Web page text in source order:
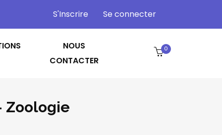
S'Inscrire Se connecter
NOUS
CONTACTER
0
Zoologie